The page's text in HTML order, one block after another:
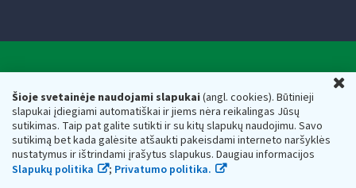
Šioje svetainėje naudojami slapukai(angl. cookies). Būtinieji
slapukai įdiegiami automatiškai ir jiems nėra reikalingas Jūsų
sutikimas. Taip pat galite sutikti ir su kitų slapukų naudojimu. Savo
sutikimą bet kada galėsite atšaukti pakeisdami interneto naršyklės
nustatymus ir ištrindami įrašytus slapukus. Daugiau informacijos
Slapukų politika
; Privatumo politika.
Respublikos finansų ministerijos
Biudžetinė įstaiga. Juridinio asmens kodas — 188659752,
adresas: Vasario 16-osios g. 14, 01107 Vilnius, Lietuva, el.paštas:
vmi@vmi.lt, E. pristatymo dėžutės adresas 188659752
Duomenys apie Valstybinę mokesčių inspekciją prie Lietuvos
Respublikos finansų ministerijos kaupiami ir saugomi Juridinių